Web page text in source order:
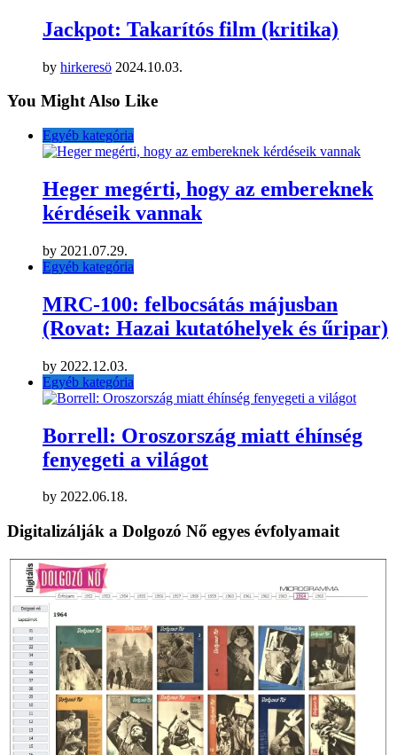
Jackpot: Takarítós film (kritika)
by hirkeresö 2024.10.03.
You Might Also Like
Egyéb kategória
Heger megérti, hogy az embereknek
kérdéseik vannak
by 2021.07.29.
Egyéb kategória
MRC-100: felbocsátás májusban
(Rovat: Hazai kutatóhelyek és űripar)
by 2022.12.03.
Egyéb kategória
Borrell: Oroszország miatt éhínség
fenyegeti a világot
by 2022.06.18.
Digitalizálják a Dolgozó Nő egyes évfolyamait